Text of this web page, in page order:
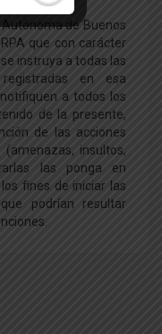
de Buenos
que con carácter
instruya a todas las
registradas en esa
a todos los
de la presente,
de las acciones
insultos,
las ponga en
fines de iniciar las
podrían resultar